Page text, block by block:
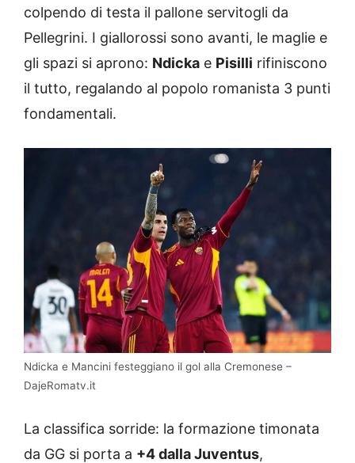
colpendo di testa il pallone servitogli da
Pellegrini. I giallorossi sono avanti, le maglie e
gli spazi si aprono: Ndicka e Pisilli rifiniscono
il tutto, regalando al popolo romanista 3 punti
fondamentali.
Ndicka e Mancini festeggiano il gol alla Cremonese –
DajeRomatv.it
La classifica sorride: la formazione timonata
da GG si porta a +4 dalla Juventus,